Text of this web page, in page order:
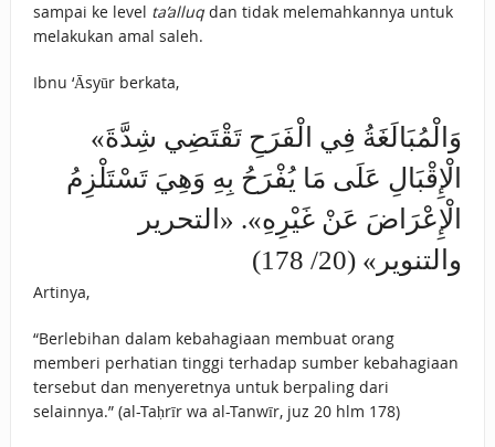
sampai ke level ta’alluqdan tidak melemahkannya untuk
melakukan amal saleh.
Ibnu ‘Āsyūr berkata,
«وَالْمُبَالَغَةُ فِي الْفَرَحِ تَقْتَضِي شِدَّةَ
الْإِقْبَالِ عَلَى مَا يُفْرَحُ بِهِ وَهِيَ تَسْتَلْزِمُ
الْإِعْرَاضَ عَنْ غَيْرِهِ». «التحرير
والتنوير» (20/ 178)
Artinya,
“Berlebihan dalam kebahagiaan membuat orang
memberi perhatian tinggi terhadap sumber kebahagiaan
tersebut dan menyeretnya untuk berpaling dari
selainnya.” (al-Taḥrīr wa al-Tanwīr, juz 20 hlm 178)